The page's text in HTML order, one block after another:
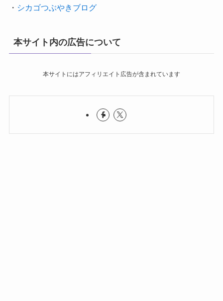
・ シカゴつぶやきブログ
本サイト内の広告について
本サイトにはアフィリエイト広告が含まれています